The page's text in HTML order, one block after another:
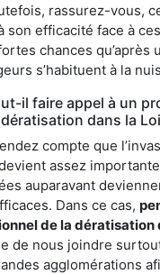
rassurez-vous,
son efficacité face à
chances qu’après
s’habituent à la
il faire appel à un
dans la
compte que
assez
auparavant
Dans ce cas,
de la dératisation
de nous joindre
agglomérations